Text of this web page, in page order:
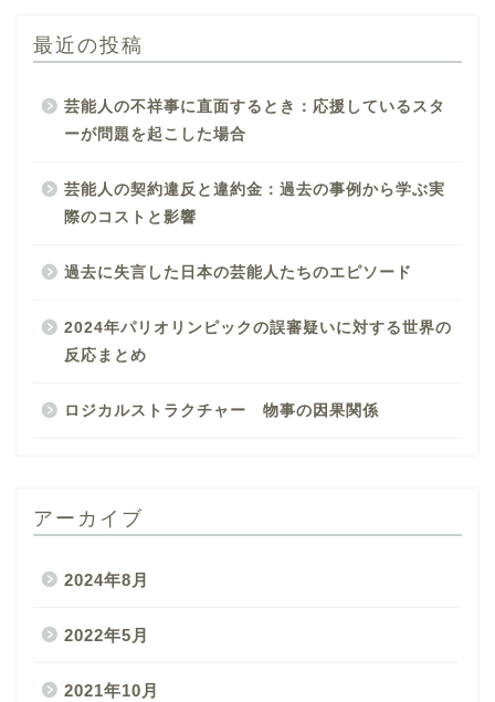
最近の投稿
芸能人の不祥事に直面するとき：応援しているスタ
ーが問題を起こした場合
芸能人の契約違反と違約金：過去の事例から学ぶ実
際のコストと影響
過去に失言した日本の芸能人たちのエピソード
2024年パリオリンピックの誤審疑いに対する世界の
反応まとめ
ロジカルストラクチャー 物事の因果関係
アーカイブ
2024年8月
2022年5月
2021年10月